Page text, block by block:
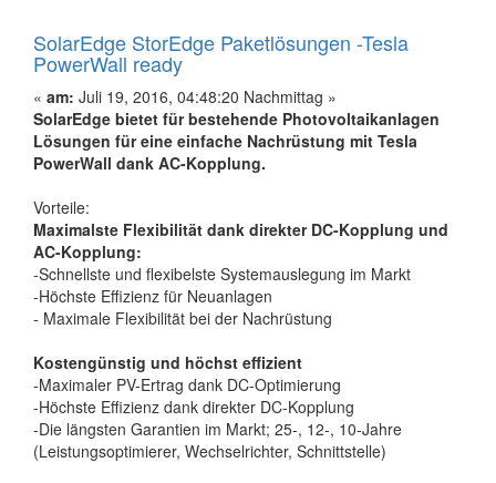
SolarEdge StorEdge Paketlösungen -Tesla
PowerWall ready
« am: Juli 19, 2016, 04:48:20 Nachmittag »
SolarEdge bietet für bestehende Photovoltaikanlagen
Lösungen für eine einfache Nachrüstung mit Tesla
PowerWall dank AC-Kopplung.
Vorteile:
Maximalste Flexibilität dank direkterDC-Kopplung und
AC-Kopplung:
-Schnellste und flexibelste Systemauslegung im Markt
-Höchste Effizienz für Neuanlagen
- Maximale Flexibilität bei der Nachrüstung
Kostengünstig und höchst effizient
-Maximaler PV-Ertrag dank DC-Optimierung
-Höchste Effizienz dank direkter DC-Kopplung
-Die längsten Garantien im Markt; 25-, 12-, 10-Jahre
(Leistungsoptimierer, Wechselrichter, Schnittstelle)